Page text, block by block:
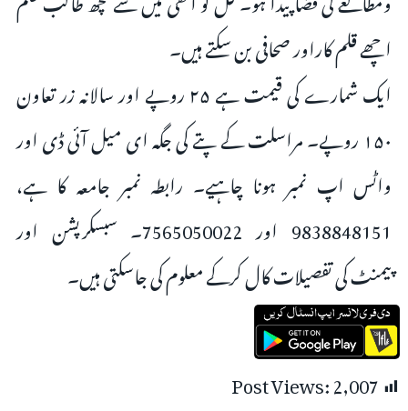
اچھے قلم کاراور صحافی بن سکتے ہیں۔
ایک شمارے کی قیمت ہے ۲۵ روپے اور سالانہ زر تعاون
۱۵۰ روپے۔ مراسلت کے پتے کی جگہ ای میل آئی ڈی اور
واٹس اپ نمبر ہونا چاہیے۔ رابطہ نمبر جامعہ کا ہے،
9838848151 اور 7565050022۔ سبسکرپشن اور
پیمنٹ کی تفصیلات کال کرکے معلوم کی جاسکتی ہیں۔
Post Views:2,007